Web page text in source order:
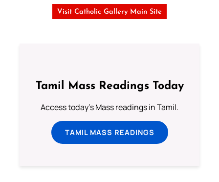
Visit Catholic Gallery Main Site
Tamil Mass Readings Today
Access today's Mass readings in Tamil.
TAMIL MASS READINGS